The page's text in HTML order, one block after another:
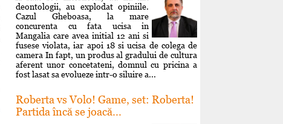
deontologii, au explodat opiniile.
Cazul Gheboasa, la mare
concurenta cu fata ucisa in
Mangalia care avea initial 12 ani si
fusese violata, iar apoi 18 si ucisa de colega de
camera In fapt, un produs al gradului de cultura
aferent unor concetateni, domnul cu pricina a
fost lasat sa evolueze intr-o siluire a...
Roberta vs Volo! Game, set: Roberta!
Partida încă se joacă...